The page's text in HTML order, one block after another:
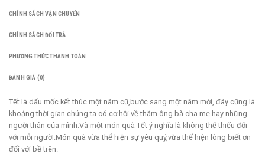
CHÍNH SÁCH VẬN CHUYỂN
CHÍNH SÁCH ĐỔI TRẢ
PHƯƠNG THỨC THANH TOÁN
ĐÁNH GIÁ (0)
Tết là dấu mốc kết thúc một năm cũ,bước sang một năm mới, đây cũng là
khoảng thời gian chúng ta có cơ hội về thăm ông bà cha mẹ hay những
người thân của mình.Và một món quà Tết ý nghĩa là không thể thiếu đối
với mỗi người.Món quà vừa thể hiện sự yêu quý,vừa thể hiện lòng biết ơn
đối với bề trên.